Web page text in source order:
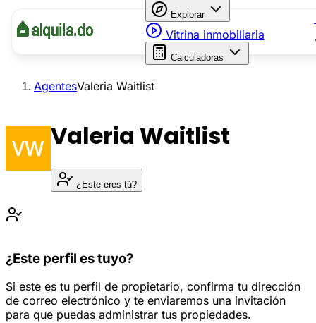
Explorar
Vitrina inmobiliaria
Calculadoras
AgentesValeria Waitlist
Valeria Waitlist
¿Este eres tú?
¿Este perfil es tuyo?
Si este es tu perfil de propietario, confirma tu dirección
de correo electrónico y te enviaremos una invitación
para que puedas administrar tus propiedades.